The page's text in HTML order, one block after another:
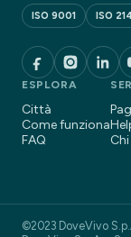
ISO 9001 ISO
ESPLORA
Città
Come funziona
FAQ
©2023 DoveVivo